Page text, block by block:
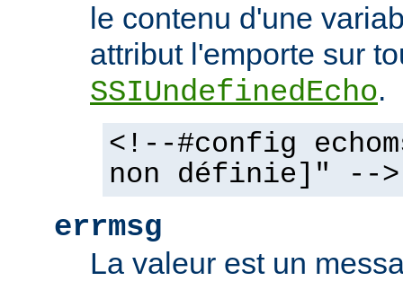
le contenu d'une
attribut l'emporte sur
SSIUndefinedEcho.
<!--#config
non définie]" -->
errmsg
La valeur est un